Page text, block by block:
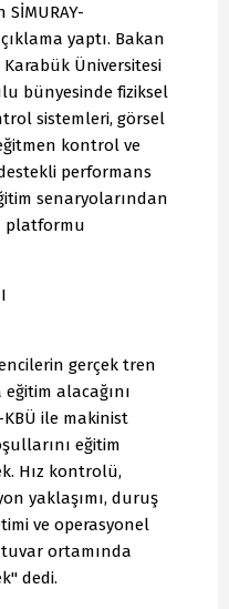
yaptı. Bakan
Üniversitesi
bünyesinde fiziksel
sistemleri, görsel
kontrol ve
performans
senaryolarından
platformu
gerçek tren
alacağını
ile makinist
eğitim
Hız kontrolü,
yaklaşımı, duruş
ve operasyonel
ortamında
dedi.